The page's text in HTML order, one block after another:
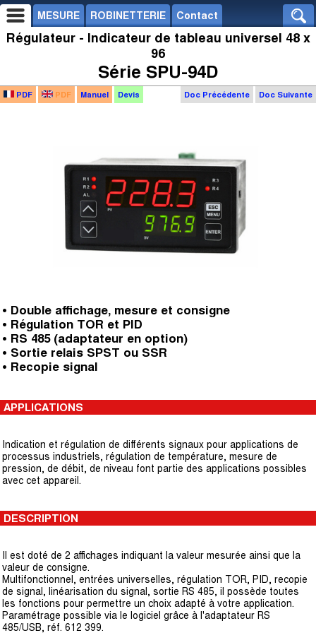
MESURE ROBINETTERIE Contact
Régulateur - Indicateur de tableau universel 48 x
96
Série SPU-94D
Doc Précédente Doc Suivante
PDF PDF Manuel Devis
• Double affichage, mesure et consigne
• Régulation TOR et PID
• RS 485 (adaptateur en option)
• Sortie relais SPST ou SSR
• Recopie signal
APPLICATIONS
Indication et régulation de différents signaux pour applications de
processus industriels, régulation de température, mesure de
pression, de débit, de niveau font partie des applications possibles
avec cet appareil.
DESCRIPTION
Il est doté de 2 affichages indiquant la valeur mesurée ainsi que la
valeur de consigne.
Multifonctionnel, entrées universelles, régulation TOR, PID, recopie
de signal, linéarisation du signal, sortie RS 485, il possède toutes
les fonctions pour permettre un choix adapté à votre application.
Paramétrage possible via le logiciel grâce à l'adaptateur RS
485/USB, réf. 612 399.